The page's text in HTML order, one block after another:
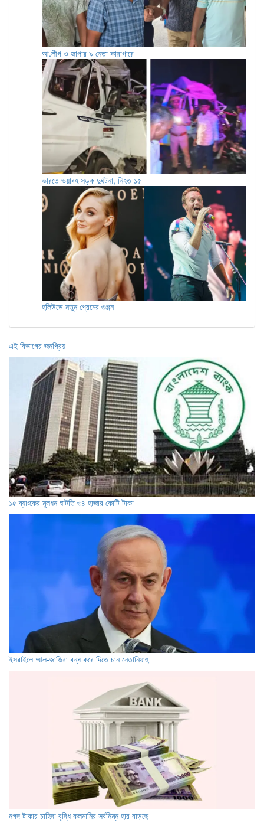
আ.লীগ ও জাপার ৯ নেতা কারাগারে
ভারতে ভয়াবহ সড়ক দুর্ঘটনা, নিহত ১৫
হলিউডে নতুন প্রেমের গুঞ্জন
এই বিভাগের জনপ্রিয়
১৫ ব্যাংকের মূলধন ঘাটতি ৩৪ হাজার কোটি টাকা
ইসরাইলে আল-জাজিরা বন্ধ করে দিতে চান নেতানিয়াহু
নগদ টাকার চাহিদা বৃদ্ধি কলমানির সর্বনিম্ন হার বাড়ছে